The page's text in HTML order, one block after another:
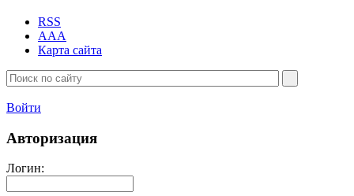
RSS
AAA
Карта сайта
Войти
Авторизация
Логин: